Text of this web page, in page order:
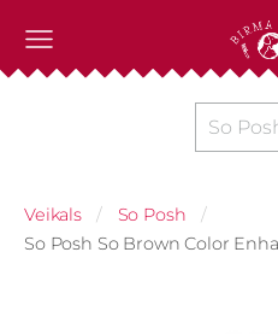
So
Veikals
So Posh
So Posh So Brown Color